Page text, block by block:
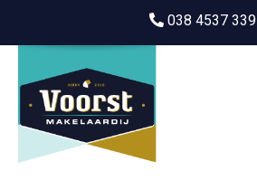
038 4537 339